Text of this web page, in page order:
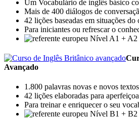
Um Vocabulário de inglês básico
Mais de 400 diálogos de
42 lições baseadas em situações do
Para iniciantes ou refrescar o
Nível A1 + A2
Avançado
1.800 palavras novas e novos
42 lições elaboradas para
Para treinar e enriquecer o seu
Nível B1 + B2